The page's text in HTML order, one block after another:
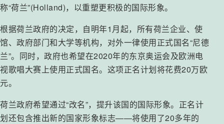
称“荷兰”(Holland)，以重塑更积极的国际形象。
根据荷兰政府的决定，自明年1月起，所有荷兰企业、使
馆、政府部门和大学等机构，对外一律使用正式国名“尼德
兰”。同时，政府也希望在2020年的东京奥运会及欧洲电
视歌唱大赛上使用正式国名。这项正名计划将花费20万欧
元。
荷兰政府希望通过“改名”，提升该国的国际形象。正名计
划还包含推出新的国家形象标志——将使用了20多年的